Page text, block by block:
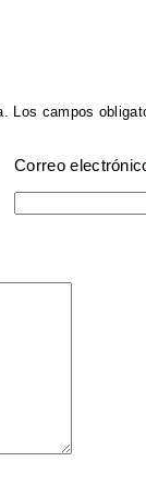
Los campos
Correo